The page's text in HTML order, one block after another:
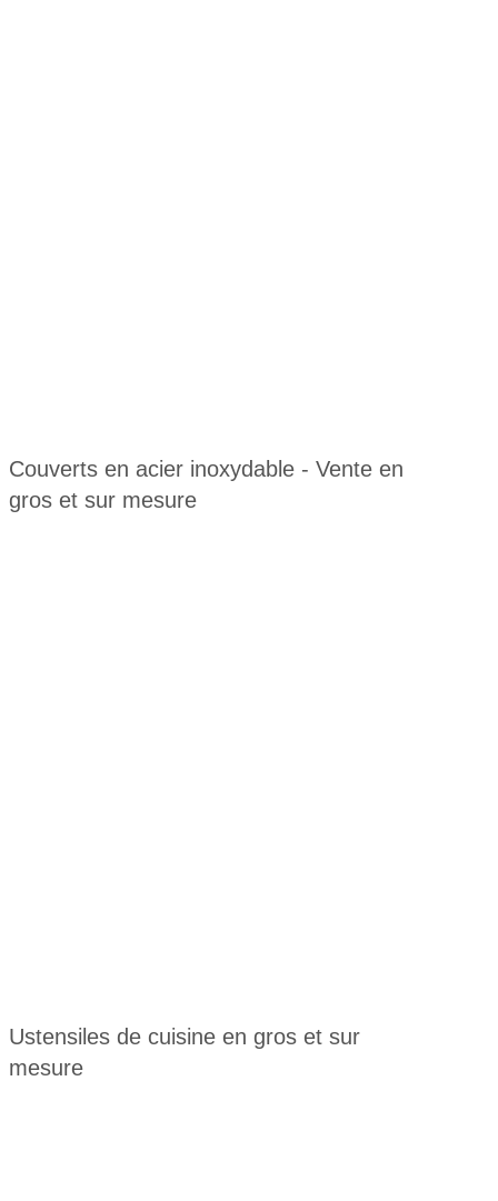
Couverts en acier inoxydable - Vente en
gros et sur mesure
Ustensiles de cuisine en gros et sur
mesure